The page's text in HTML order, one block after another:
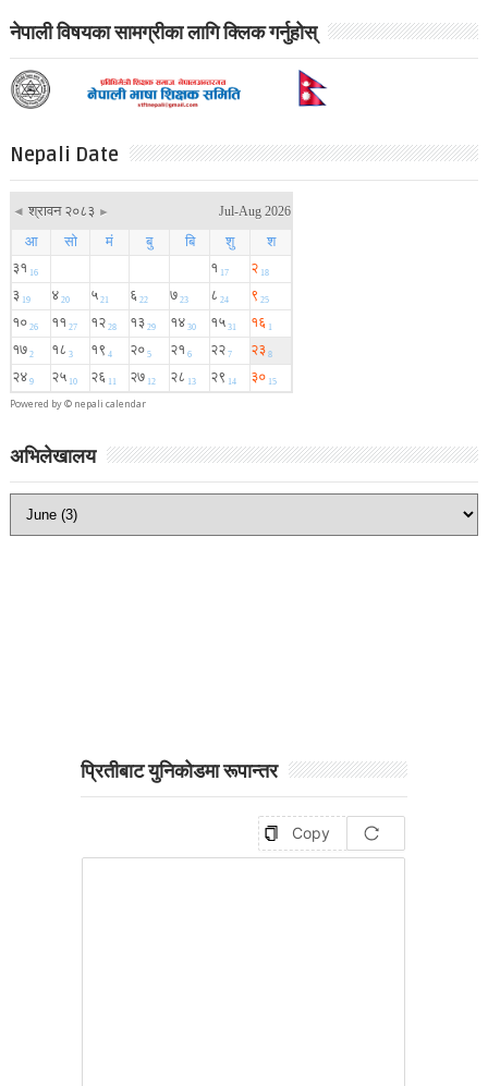
नेपाली विषयका सामग्रीका लागि क्लिक गर्नुहोस्
Nepali Date
Powered by © nepali calendar
अभिलेखालय
प्रितीबाट युनिकोडमा रूपान्तर